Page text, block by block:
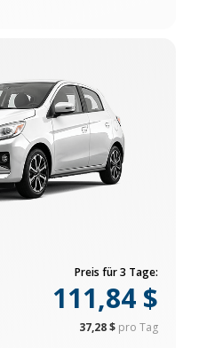
Preis für 3 Tage:
111,84 $
37,28 $ pro Tag